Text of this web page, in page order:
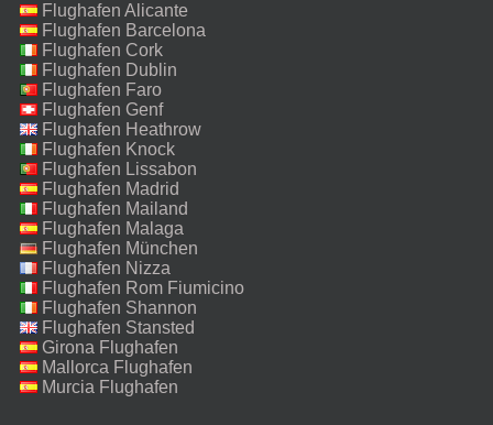
Flughafen Alicante
Flughafen Barcelona
Flughafen Cork
Flughafen Dublin
Flughafen Faro
Flughafen Genf
Flughafen Heathrow
Flughafen Knock
Flughafen Lissabon
Flughafen Madrid
Flughafen Mailand
Malpensa
Flughafen Malaga
Flughafen München
Flughafen Nizza
Flughafen Rom Fiumicino
Flughafen Shannon
Flughafen Stansted
Girona Flughafen
Mallorca Flughafen
Murcia Flughafen